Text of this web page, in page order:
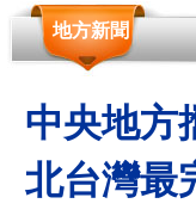
地方新聞
中央地
北台灣最